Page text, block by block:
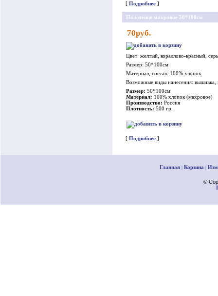
[ Подробнее ]
Полотенце махровое 50*100см
70руб.
Цвет: желтый, кораллово-красный,
Размер: 50*100см
Материал, состав: 100% хлопок
Возможные виды нанесения: вышивка,
Размер: 50*100см
Материал: 100% хлопок (махровое)
Производство: Россия
Плотность: 500 гр.
[ Подробнее ]
Главная | Корзина |
©